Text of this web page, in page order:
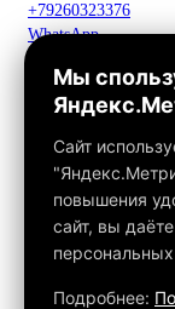
+79260323376
WhatsApp
Макс
info@fox-kamin.ru
Наш адрес
Московская
Работаем с 10:00 до
Связаться с
Мы
Сайт
повышения
сайт, вы
Подробнее: